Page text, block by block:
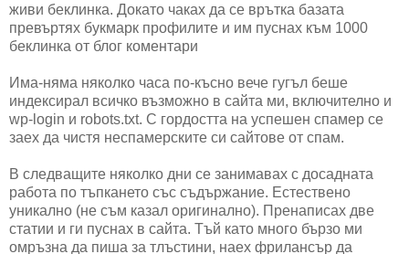
живи беклинка. Докато чаках да се врътка базата
превъртях букмарк профилите и им пуснах към 1000
беклинка от блог коментари
Има-няма няколко часа по-късно вече гугъл беше
индексирал всичко възможно в сайта ми, включително и
wp-login и robots.txt. С гордостта на успешен спамер се
заех да чистя неспамерските си сайтове от спам.
В следващите няколко дни се занимавах с досадната
работа по тъпкането със съдържание. Естествено
уникално (не съм казал оригинално). Пренаписах две
статии и ги пуснах в сайта. Тъй като много бързо ми
омръзна да пиша за тлъстини, наех фрилансър да